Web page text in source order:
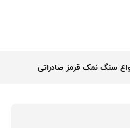
سنگ نمک قرمز صادراتی